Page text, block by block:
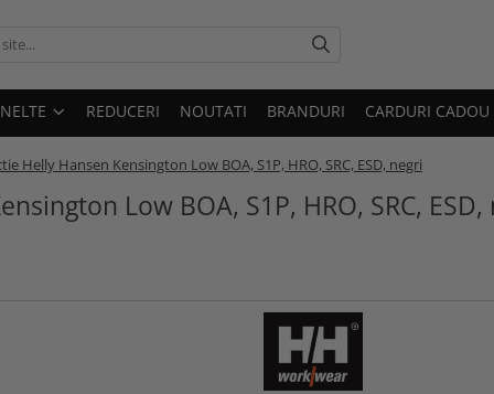
REDUCERI NOUTATI BRANDURI CARDURI CADOU
Helly Hansen Kensington Low BOA, S1P, HRO, SRC, ESD, negri
Low BOA, S1P, HRO, SRC, ESD,